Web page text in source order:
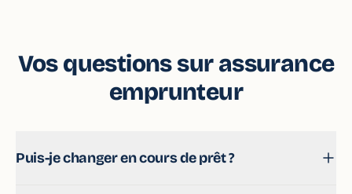
Vos questions sur assurance
emprunteur
Puis-je changer en cours de prêt ?